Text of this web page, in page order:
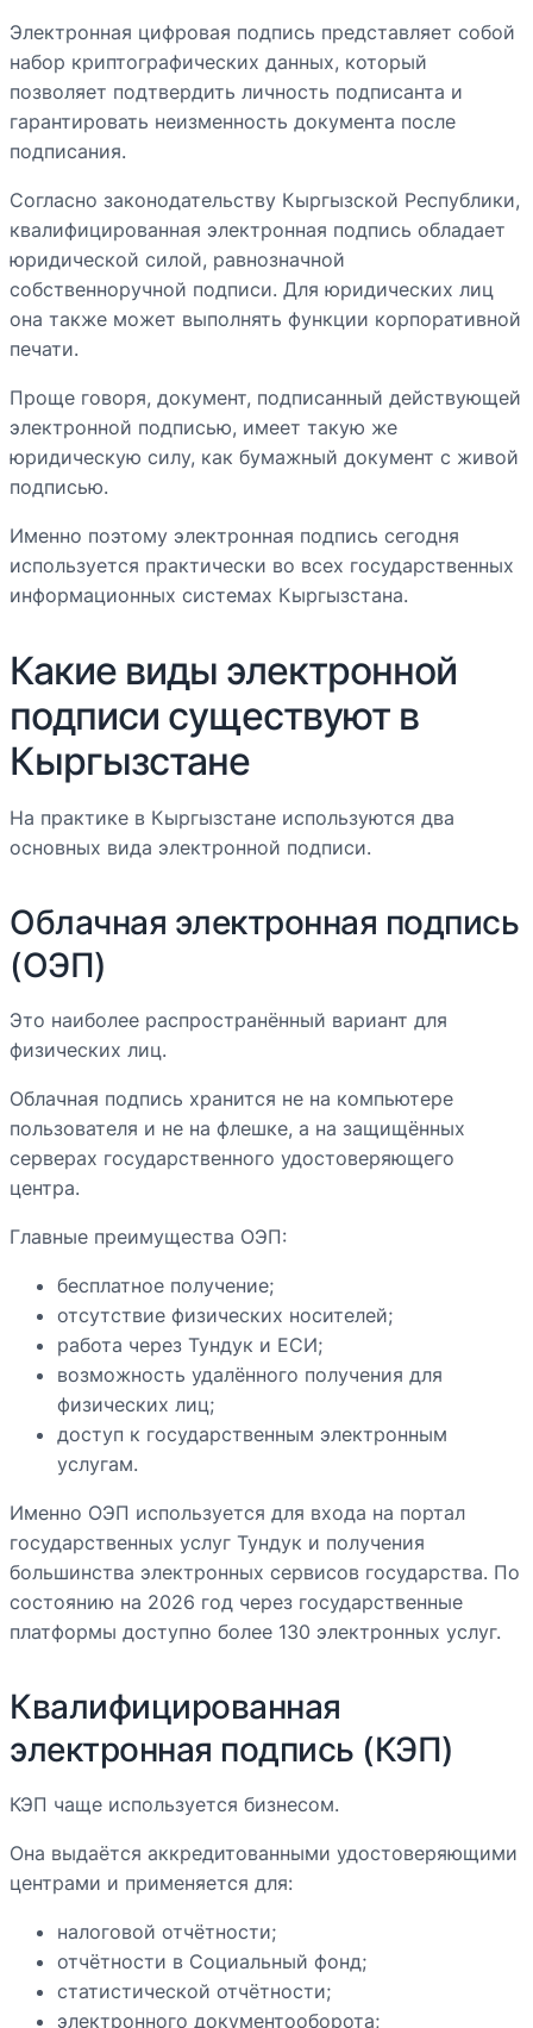
Электронная цифровая подпись представляет собой
набор криптографических данных, который
позволяет подтвердить личность подписанта и
гарантировать неизменность документа после
подписания.
Согласно законодательству Кыргызской Республики,
квалифицированная электронная подпись обладает
юридической силой, равнозначной
собственноручной подписи. Для юридических лиц
она также может выполнять функции корпоративной
печати.
Проще говоря, документ, подписанный действующей
электронной подписью, имеет такую же
юридическую силу, как бумажный документ с живой
подписью.
Именно поэтому электронная подпись сегодня
используется практически во всех государственных
информационных системах Кыргызстана.
Какие виды электронной
подписи существуют в
Кыргызстане
На практике в Кыргызстане используются два
основных вида электронной подписи.
Облачная электронная подпись
(ОЭП)
Это наиболее распространённый вариант для
физических лиц.
Облачная подпись хранится не на компьютере
пользователя и не на флешке, а на защищённых
серверах государственного удостоверяющего
центра.
Главные преимущества ОЭП:
бесплатное получение;
отсутствие физических носителей;
работа через Тундук и ЕСИ;
возможность удалённого получения для
физических лиц;
доступ к государственным электронным
услугам.
Именно ОЭП используется для входа на портал
государственных услуг Тундук и получения
большинства электронных сервисов государства. По
состоянию на 2026 год через государственные
платформы доступно более 130 электронных услуг.
Квалифицированная
электронная подпись (КЭП)
КЭП чаще используется бизнесом.
Она выдаётся аккредитованными удостоверяющими
центрами и применяется для:
налоговой отчётности;
отчётности в Социальный фонд;
статистической отчётности;
электронного документооборота;